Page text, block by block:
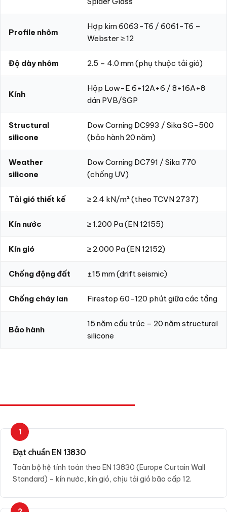
Profile nhôm
Hợp kim 6063-T6 / 6061-T6 –
Webster ≥ 12
Độ dày nhôm 2.5 – 4.0 mm (phụ thuộc tải gió)
Kính
Hộp Low-E 6+12A+6 / 8+16A+8
dán PVB/SGP
Structural
silicone
Dow Corning DC993 / Sika SG-500
(bảo hành 20 năm)
Weather
silicone
Dow Corning DC791 / Sika 770
(chống UV)
Tải gió thiết kế ≥ 2.4 kN/m² (theo TCVN 2737)
Kín nước ≥ 1.200 Pa (EN 12155)
Kín gió ≥ 2.000 Pa (EN 12152)
Chống động đất ±15 mm (drift seismic)
Chống cháy lan Firestop 60-120 phút giữa các tầng
Bảo hành
15 năm cấu trúc – 20 năm structural
silicone
1
Đạt chuẩn EN 13830
Toàn bộ hệ tính toán theo EN 13830 (Europe Curtain Wall
Standard) – kín nước, kín gió, chịu tải gió bão cấp 12.